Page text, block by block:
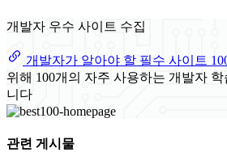
개발자 우수 사이트 수집
개발자가 알아야 할 필수 사이트
위해 100개의 자주 사용하는 개발자
니다
관련 게시물